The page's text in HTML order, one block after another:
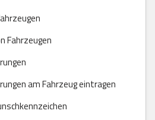
Fahrzeugen
am Fahrzeug eintragen